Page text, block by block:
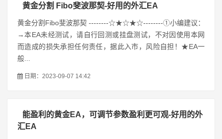
黄金分割 Fibo斐波那契-好用的外汇EA
黄金分割Fibo斐波那契 --------☆★☆★☆--------①小编建议：
→本EA未经测试，请自行回测或挂盘测试，不对因使用本网
而造成的损失承担任何责任，据此入市，风险自担！★EA一
般...
日期：2023-09-07 14:42
能盈利的黄金EA，可调节参数盈利更可观-好用的外
汇EA